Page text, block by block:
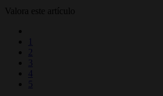
Valora este artículo
1
2
3
4
5